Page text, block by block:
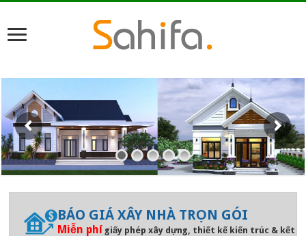
BÁO GIÁ XÂY NHÀ TRỌN GÓI
Miễn phí giấy phép xây dựng, thiết kế kiến trúc & kết